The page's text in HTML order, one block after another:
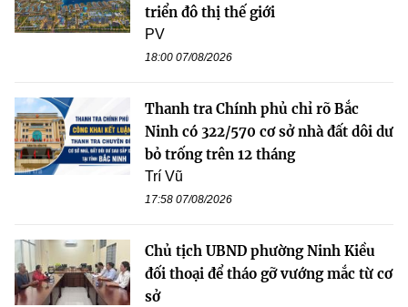
triển đô thị thế giới
PV
18:00 07/08/2026
Thanh tra Chính phủ chỉ rõ Bắc
Ninh có 322/570 cơ sở nhà đất dôi dư
bỏ trống trên 12 tháng
Trí Vũ
17:58 07/08/2026
Chủ tịch UBND phường Ninh Kiều
đối thoại để tháo gỡ vướng mắc từ cơ
sở